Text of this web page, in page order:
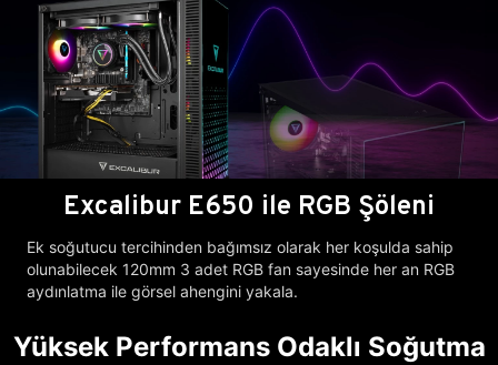
Excalibur E650 ile RGB Şöleni
Ek soğutucu tercihinden bağımsız olarak her koşulda sahip
olunabilecek 120mm 3 adet RGB fan sayesinde her an RGB
aydınlatma ile görsel ahengini yakala.
Yüksek Performans Odaklı Soğutma